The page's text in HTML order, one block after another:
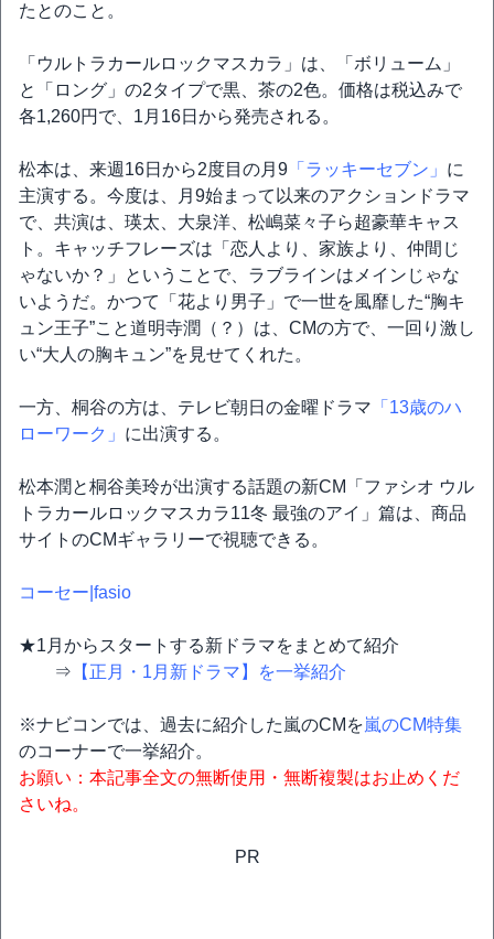
たとのこと。
「ウルトラカールロックマスカラ」は、「ボリューム」
と「ロング」の2タイプで黒、茶の2色。価格は税込みで
各1,260円で、1月16日から発売される。
松本は、来週16日から2度目の月9 「ラッキーセブン」 に
主演する。今度は、月9始まって以来のアクションドラマ
で、共演は、瑛太、大泉洋、松嶋菜々子ら超豪華キャス
ト。キャッチフレーズは「恋人より、家族より、仲間じ
ゃないか？」ということで、ラブラインはメインじゃな
いようだ。かつて「花より男子」で一世を風靡した“胸キ
ュン王子”こと道明寺潤（？）は、CMの方で、一回り激し
い“大人の胸キュン”を見せてくれた。
一方、桐谷の方は、テレビ朝日の金曜ドラマ 「13歳のハ
ローワーク」 に出演する。
松本潤と桐谷美玲が出演する話題の新CM「ファシオ ウル
トラカールロックマスカラ11冬 最強のアイ」篇は、商品
サイトのCMギャラリーで視聴できる。
コーセー|fasio
★1月からスタートする新ドラマをまとめて紹介
⇒ 【正月・1月新ドラマ】を一挙紹介
※ナビコンでは、過去に紹介した嵐のCMを嵐のCM特集
のコーナーで一挙紹介。
お願い：本記事全文の無断使用・無断複製はお止めくだ
さいね。
PR